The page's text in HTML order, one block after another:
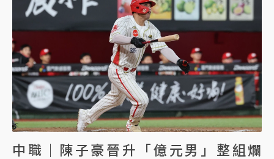
中職｜陳子豪晉升「億元男」整組爛